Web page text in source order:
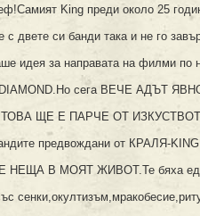
King преди около 25
с двете си банди така и не го
идея за направата на филми по
DIAMOND.Но сега ВЕЧЕ АДЪТ
ЩЕ Е ПАРЧЕ ОТ
предвождани от КРАЛЯ-KING
НЕЩА В МОЯТ ЖИВОТ.Те бяха